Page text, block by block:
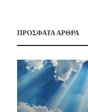
ΠΡΟΣΦΑΤΑ ΑΡΘΡΑ